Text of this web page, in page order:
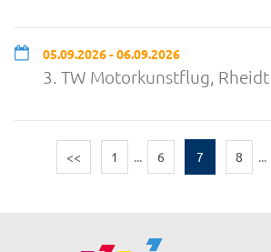
05.09.2026 - 06.09.2026
3. TW Motorkunstflug, Rheidt
<< 1 ... 6 7 8 ...